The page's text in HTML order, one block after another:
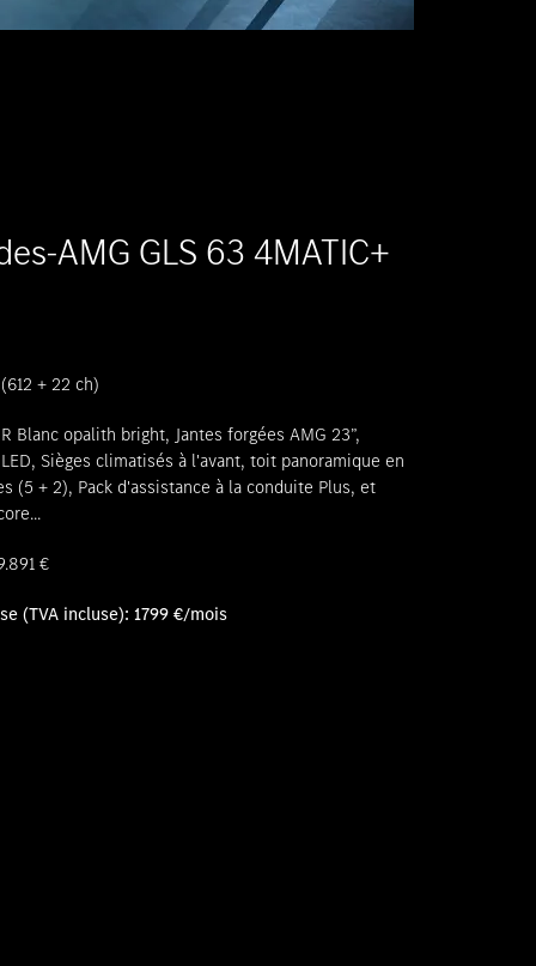
AMG GLS 63 4MATIC+
+ 22 ch)
Blanc opalith bright, Jantes forgées AMG 23”,
Sièges climatisés à l'avant, toit panoramique en
(5 + 2), Pack d'assistance à la conduite Plus, et
€
(TVA incluse): 1799 €/mois